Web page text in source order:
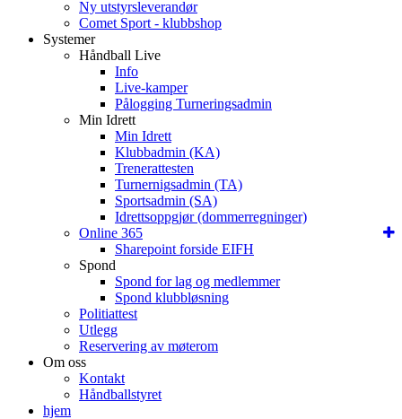
Ny utstyrsleverandør
Comet Sport - klubbshop
Systemer
Håndball Live
Info
Live-kamper
Pålogging Turneringsadmin
Min Idrett
Min Idrett
Klubbadmin (KA)
Trenerattesten
Turnernigsadmin (TA)
Sportsadmin (SA)
Idrettsoppgjør (dommerregninger)
Online 365
Sharepoint forside EIFH
Spond
Spond for lag og medlemmer
Spond klubbløsning
Politiattest
Utlegg
Reservering av møterom
Om oss
Kontakt
Håndballstyret
hjem